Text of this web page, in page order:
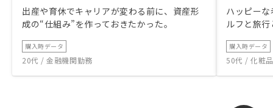
出産や育休でキャリアが変わる前に、資産形
成の“仕組み”を作っておきたかった。
購入時データ
20代 / 金融機関勤務
ハッピー
ルフと旅
購入時データ
50代 / 化粧